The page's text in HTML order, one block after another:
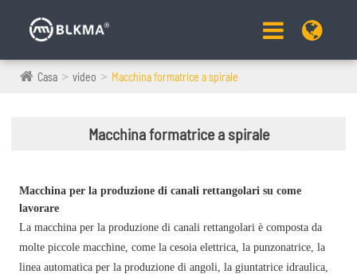
Casa video Macchina formatrice a spirale
Macchina formatrice a spirale
Macchina per la produzione di canali rettangolari su come
lavorare
La macchina per la produzione di canali rettangolari è composta da
molte piccole macchine, come la cesoia elettrica, la punzonatrice, la
linea automatica per la produzione di angoli, la giuntatrice idraulica,